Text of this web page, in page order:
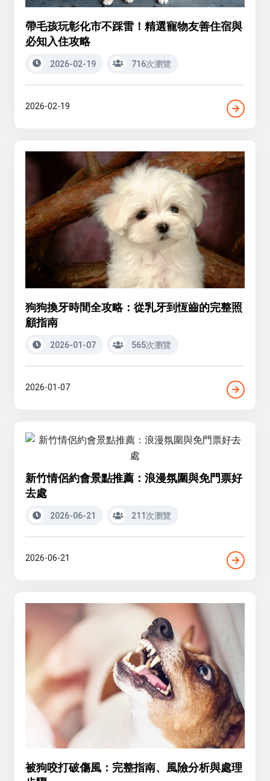
帶毛孩玩彰化市不踩雷！精選寵物友善住宿與
必知入住攻略
2026-02-19 716次瀏覽
2026-02-19
狗狗換牙時間全攻略：從乳牙到恆齒的完整照
顧指南
2026-01-07 565次瀏覽
2026-01-07
新竹情侶約會景點推薦：浪漫氛圍與免門票好
去處
2026-06-21 211次瀏覽
2026-06-21
被狗咬打破傷風：完整指南、風險分析與處理